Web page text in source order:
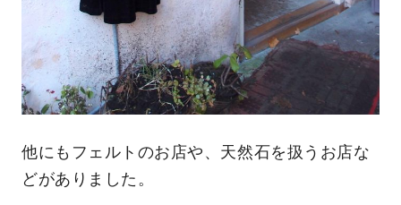
他にもフェルトのお店や、天然石を扱うお店な
どがありました。